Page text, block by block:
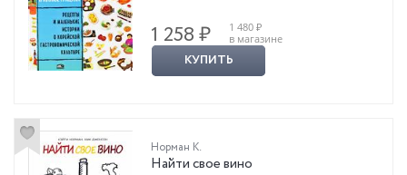
1 258 ₽
1 480 ₽
в магазине
КУПИТЬ
Норман К.
Найти свое вино